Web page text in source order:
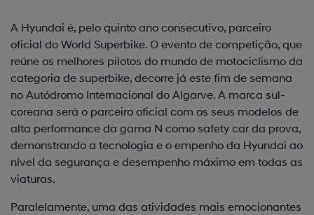
A Hyundai é, pelo quinto ano consecutivo, parceiro
oficial do World Superbike. O evento de competição, que
reúne os melhores pilotos do mundo de motociclismo da
categoria de superbike, decorre já este fim de semana
no Autódromo Internacional do Algarve. A marca sul-
coreana será o parceiro oficial com os seus modelos de
alta performance da gama N como safety car da prova,
demonstrando a tecnologia e o empenho da Hyundai ao
nível da segurança e desempenho máximo em todas as
viaturas.
Paralelamente, uma das atividades mais emocionantes